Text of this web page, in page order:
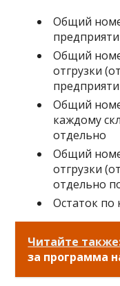
Общий
Общий
отгрузки
Общий
каждому
отдельно
Общий
отгрузки
отдельно
Остаток по
Читайте
за программа